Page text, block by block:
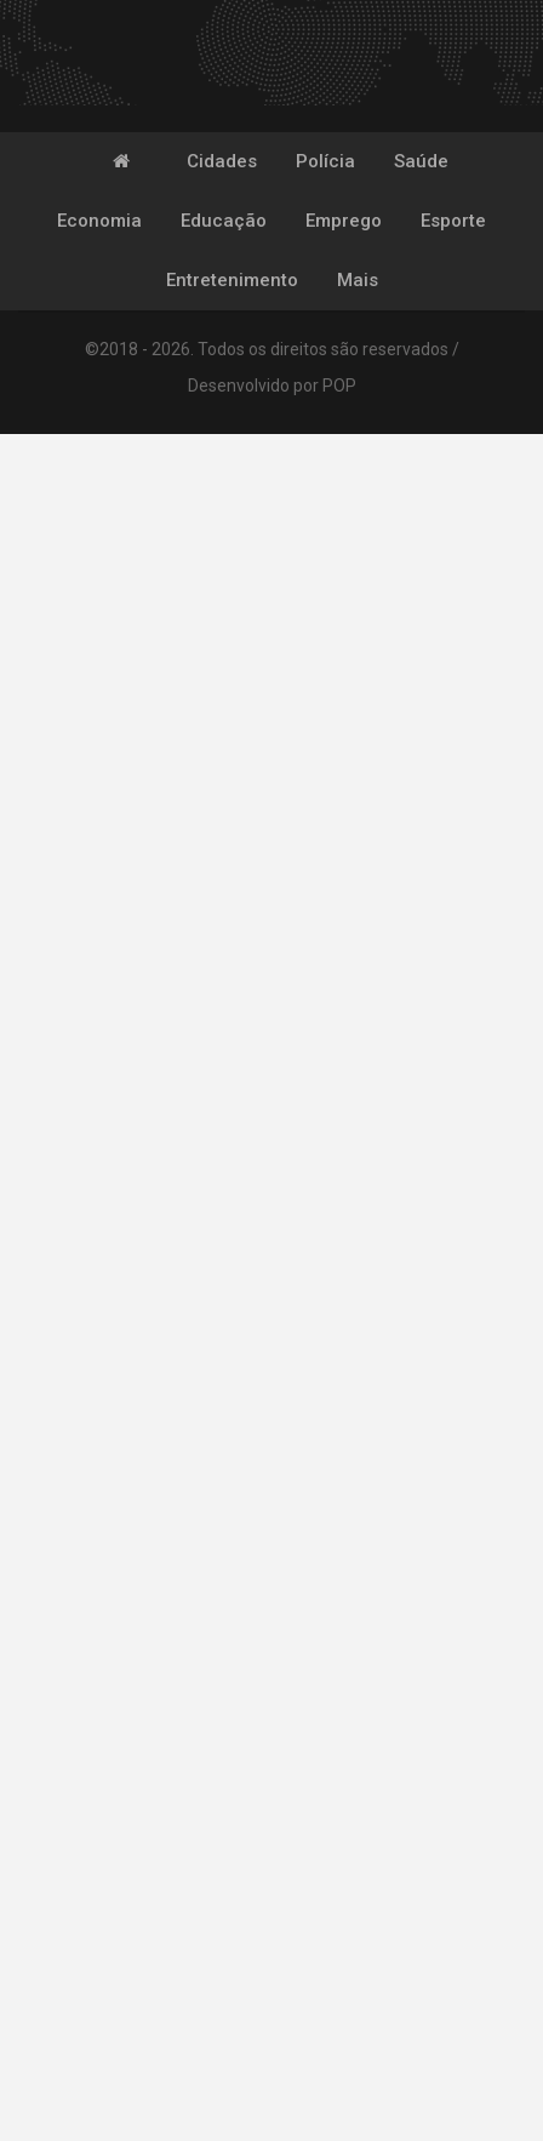
Cidades Polícia Saúde
Economia Educação Emprego Esporte
Entretenimento Mais
©2018 - 2026. Todos os direitos são reservados /
Desenvolvido por POP